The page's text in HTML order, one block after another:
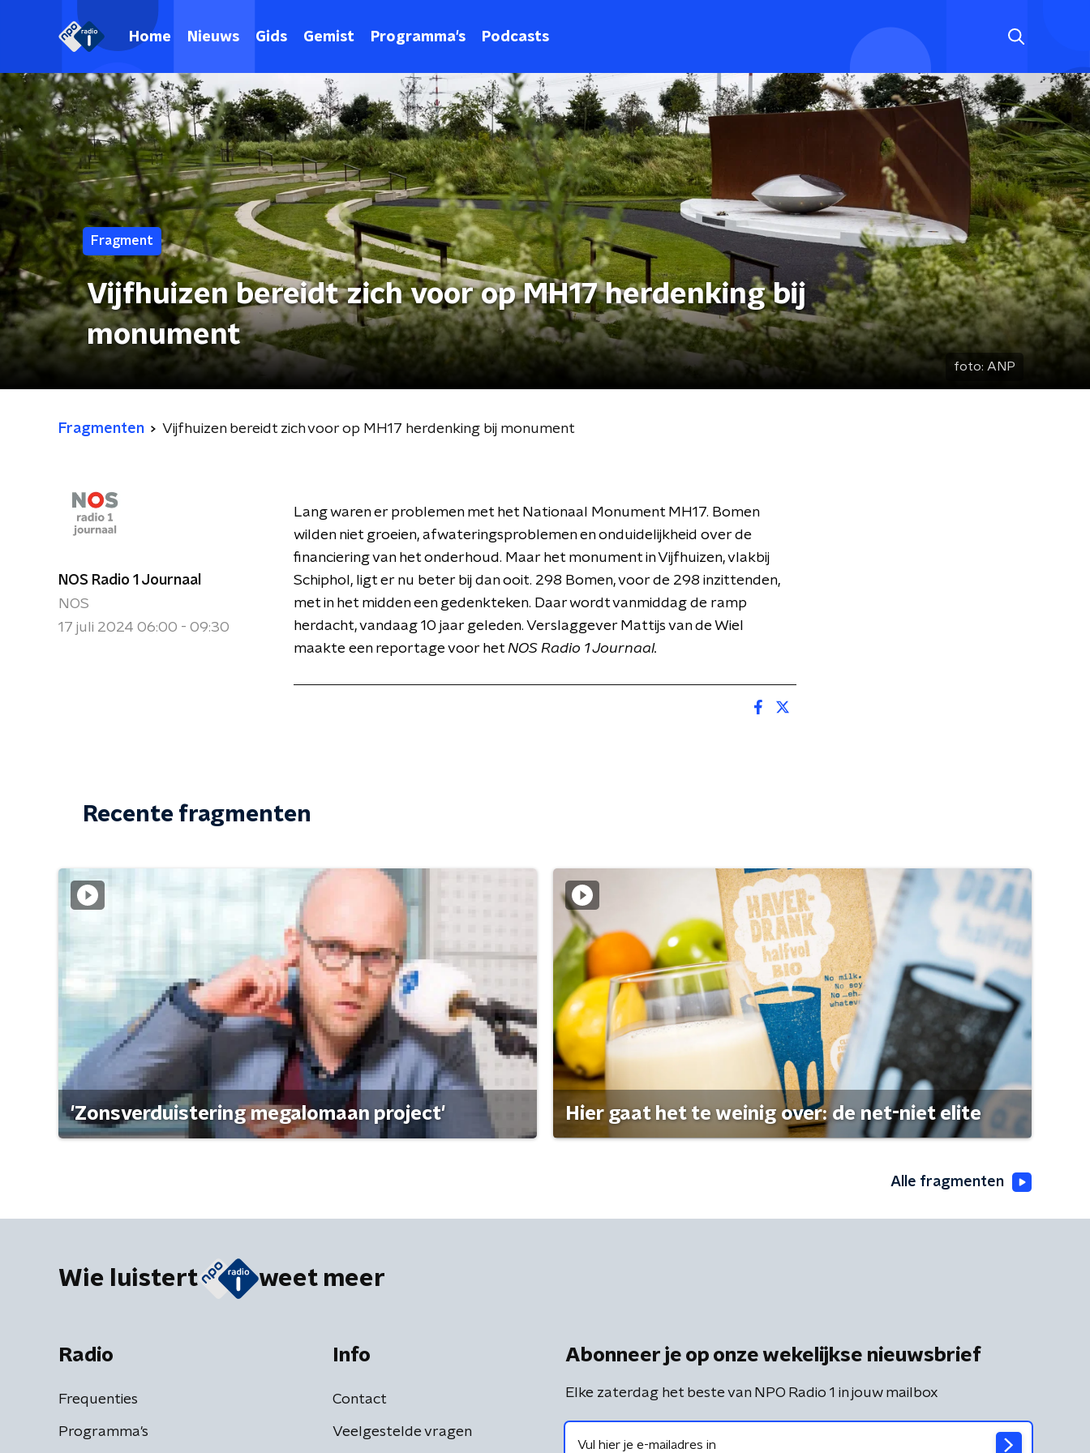
Home Nieuws Gids Gemist Programma's Podcasts
Fragment
Vijfhuizen bereidt zich voor op MH17 herdenking bij
monument
foto: ANP
Fragmenten Vijfhuizen bereidt zich voor op MH17 herdenking bij monument
NOS Radio 1 Journaal
NOS
17 juli 2024 06:00 - 09:30
Lang waren er problemen met het Nationaal Monument MH17. Bomen
wilden niet groeien, afwateringsproblemen en onduidelijkheid over de
financiering van het onderhoud. Maar het monument in Vijfhuizen, vlakbij
Schiphol, ligt er nu beter bij dan ooit. 298 Bomen, voor de 298 inzittenden,
met in het midden een gedenkteken. Daar wordt vanmiddag de ramp
herdacht, vandaag 10 jaar geleden. Verslaggever Mattijs van de Wiel
maakte een reportage voor het NOS Radio 1 Journaal.
Recente fragmenten
'Zonsverduistering megalomaan project' Hier gaat het te weinig over: de net-niet elite
Alle fragmenten
Wie luistert weet meer
Radio
Frequenties
Programma's
Info
Contact
Veelgestelde vragen
Abonneer je op onze wekelijkse nieuwsbrief
Elke zaterdag het beste van NPO Radio 1 in jouw mailbox